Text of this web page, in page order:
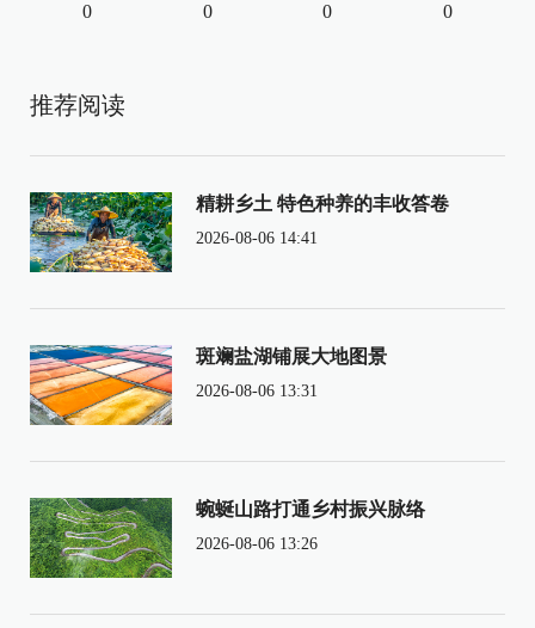
0 0 0 0
推荐阅读
精耕乡土 特色种养的丰收答卷
2026-08-06 14:41
斑斓盐湖铺展大地图景
2026-08-06 13:31
蜿蜒山路打通乡村振兴脉络
2026-08-06 13:26